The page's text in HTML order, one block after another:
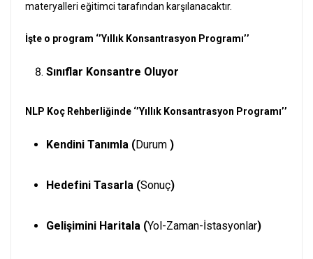
materyalleri eğitimci tarafından karşılanacaktır.
İşte o program ‘’Yıllık Konsantrasyon Programı’’
Sınıflar Konsantre Oluyor
NLP Koç Rehberliğinde ‘’Yıllık Konsantrasyon Programı’’
Kendini Tanımla (Durum )
Hedefini Tasarla (Sonuç)
Gelişimini Haritala (Yol-Zaman-İstasyonlar)